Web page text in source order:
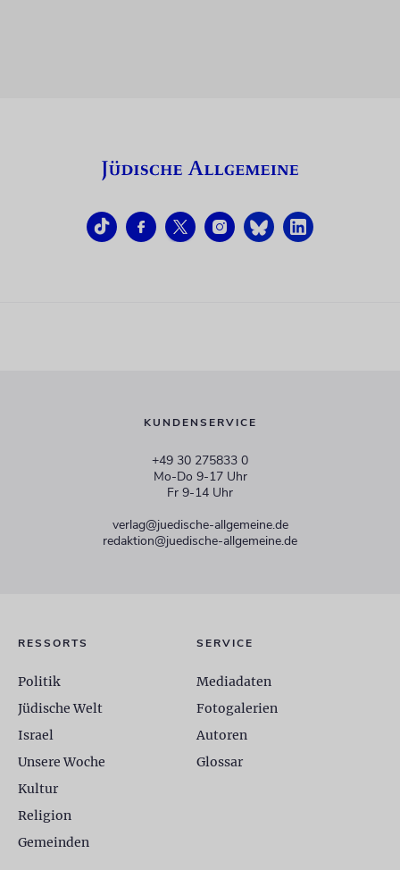
KUNDENSERVICE
+49 30 275833 0
Mo-Do 9-17 Uhr
Fr 9-14 Uhr
verlag@juedische-allgemeine.de
redaktion@juedische-allgemeine.de
RESSORTS
Politik
Jüdische Welt
Israel
Unsere Woche
Kultur
Religion
Gemeinden
SERVICE
Mediadaten
Fotogalerien
Autoren
Glossar